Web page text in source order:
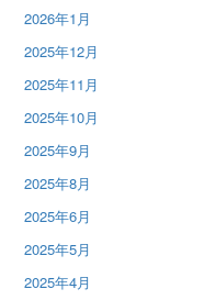
2026年1月
2025年12月
2025年11月
2025年10月
2025年9月
2025年8月
2025年6月
2025年5月
2025年4月